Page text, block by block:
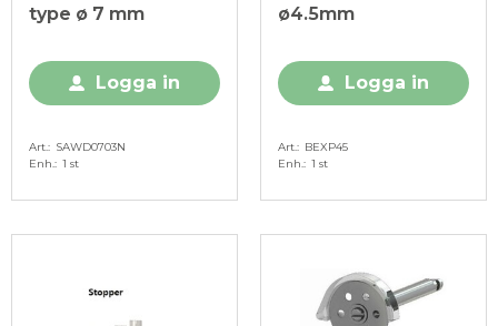
type ø 7 mm
Logga in
Art.
SAWD0703N
Enh. 1 st
ø4.5mm
Logga in
Art.
BEXP45
Enh. 1 st